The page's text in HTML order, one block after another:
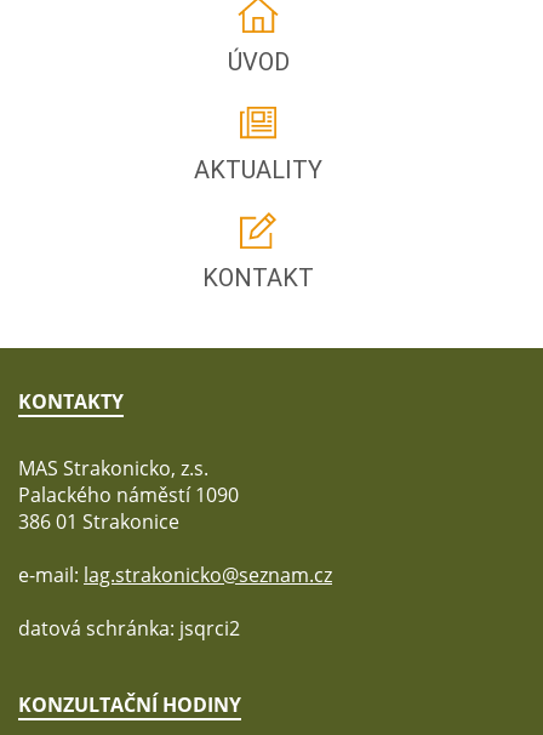
ÚVOD
AKTUALITY
KONTAKT
KONTAKTY
MAS Strakonicko, z.s.
Palackého náměstí 1090
386 01 Strakonice
e-mail: lag.strakonicko@seznam.cz
datová schránka: jsqrci2
KONZULTAČNÍ HODINY